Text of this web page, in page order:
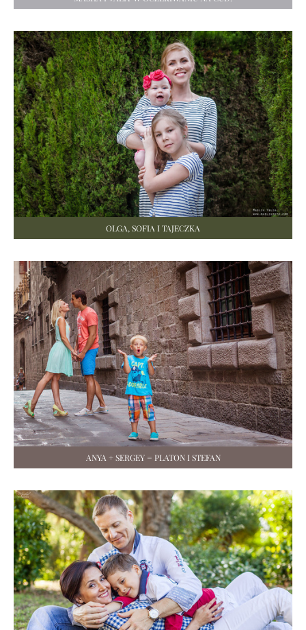
OLGA, SOFIA I TAJECZKA
ANYA + SERGEY = PLATON I STEFAN